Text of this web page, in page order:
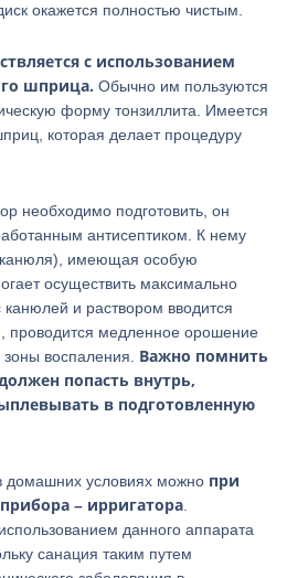
окажется полностью чистым.
с использованием
шприца. Обычно им пользуются
форму тонзиллита. Имеется
которая делает процедуру
необходимо подготовить, он
антисептиком. К нему
имеющая особую
осуществить максимально
и раствором вводится
проводится медленное орошение
воспаления. Важно помнить
попасть внутрь,
в подготовленную
домашних условиях можно при
– ирригатора
данного аппарата
санация таким путем